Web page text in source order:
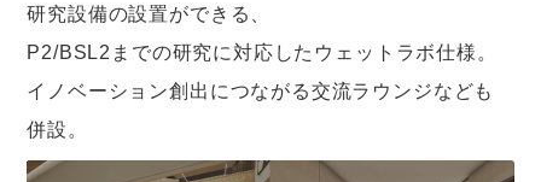
研究設備の設置ができる、
P2/BSL2までの研究に対応したウェットラボ仕様。
イノベーション創出につながる交流ラウンジなども
併設。